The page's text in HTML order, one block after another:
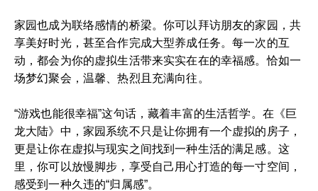
家园也成为联络感情的桥梁。你可以拜访朋友的家园，共
享美好时光，甚至合作完成大型养成任务。每一次的互
动，都会为你的虚拟生活带来实实在在的幸福感。恰如一
场梦幻聚会，温馨、热烈且充满向往。
“游戏也能很幸福”这句话，藏着丰富的生活哲学。在《巨
龙大陆》中，家园系统不只是让你拥有一个虚拟的房子，
更是让你在虚拟与现实之间找到一种生活的满足感。这
里，你可以放慢脚步，享受自己用心打造的每一寸空间，
感受到一种久违的“归属感”。